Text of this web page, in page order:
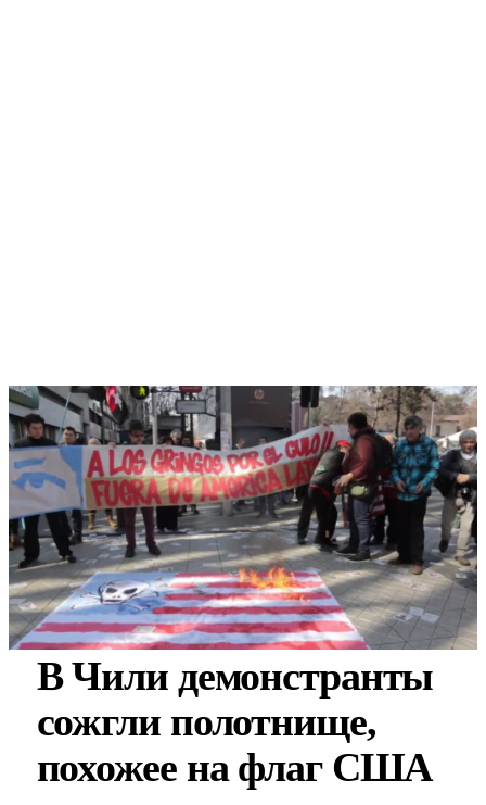
В Чили демонстранты
сожгли полотнище,
похожее на флаг США